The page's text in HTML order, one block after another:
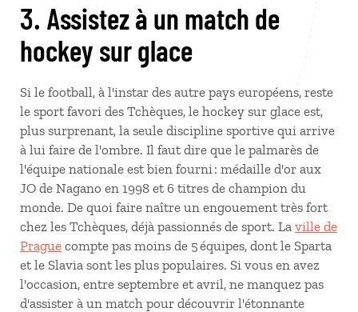
3. Assistez à un match de
hockey sur glace
Si le football, à l'instar des autre pays européens, reste
le sport favori des Tchèques, le hockey sur glace est,
plus surprenant, la seule discipline sportive qui arrive
à lui faire de l'ombre. Il faut dire que le palmarès de
l'équipe nationale est bien fourni : médaille d'or aux
JO de Nagano en 1998 et 6 titres de champion du
monde. De quoi faire naître un engouement très fort
chez les Tchèques, déjà passionnés de sport. La ville de
Prague compte pas moins de 5 équipes, dont le Sparta
et le Slavia sont les plus populaires. Si vous en avez
l'occasion, entre septembre et avril, ne manquez pas
d'assister à un match pour découvrir l'étonnante